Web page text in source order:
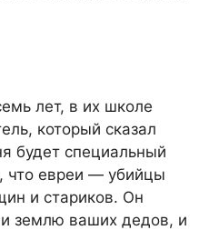
лет, в их школе
который сказал
будет специальный
что евреи — убийцы
и стариков. Он
землю ваших дедов, и